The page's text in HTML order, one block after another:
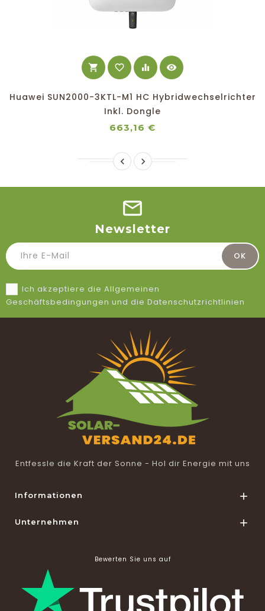
shopping_cart favorite_border equalizer visibility
Huawei SUN2000-3KTL-M1 HC Hybridwechselrichter
Inkl. Dongle
663,16 €
 
Newsletter
Ich akzeptiere die Allgemeinen
Geschäftsbedingungen und die Datenschutzrichtlinien
Entfessle die Kraft der Sonne - Hol dir Energie mit uns
Informationen 
Unternehmen 
Bewerten Sie uns auf